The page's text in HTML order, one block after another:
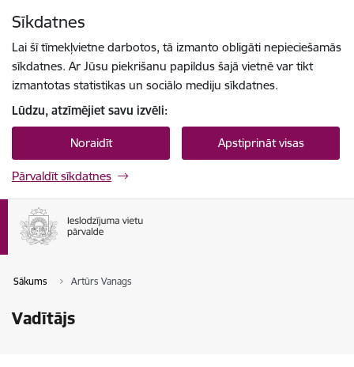
Sīkdatnes
Lai šī tīmekļvietne darbotos, tā izmanto obligāti nepieciešamās
sīkdatnes. Ar Jūsu piekrišanu papildus šajā vietnē var tikt
izmantotas statistikas un sociālo mediju sīkdatnes.
Lūdzu, atzīmējiet savu izvēli:
Noraidīt Apstiprināt visas
Pārvaldīt sīkdatnes
Sākums Artūrs Vanags
Vadītājs